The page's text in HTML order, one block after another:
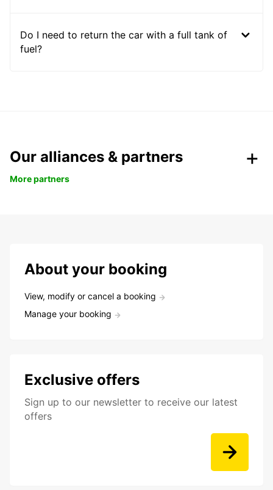
Do I need to return the car with a full tank of
fuel?
Our alliances & partners
More partners
About your booking
View, modify or cancel a booking
Manage your booking
Exclusive offers
Sign up to our newsletter to receive our latest
offers